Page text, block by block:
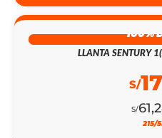
100%
LLANTA SENTURY
S/
S/
215/